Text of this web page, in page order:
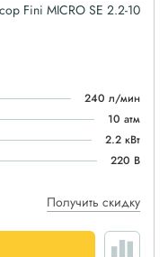
Fini MICRO SE 2.2-10
240 л/мин
10 атм
2.2 кВт
220 В
Получить скидку